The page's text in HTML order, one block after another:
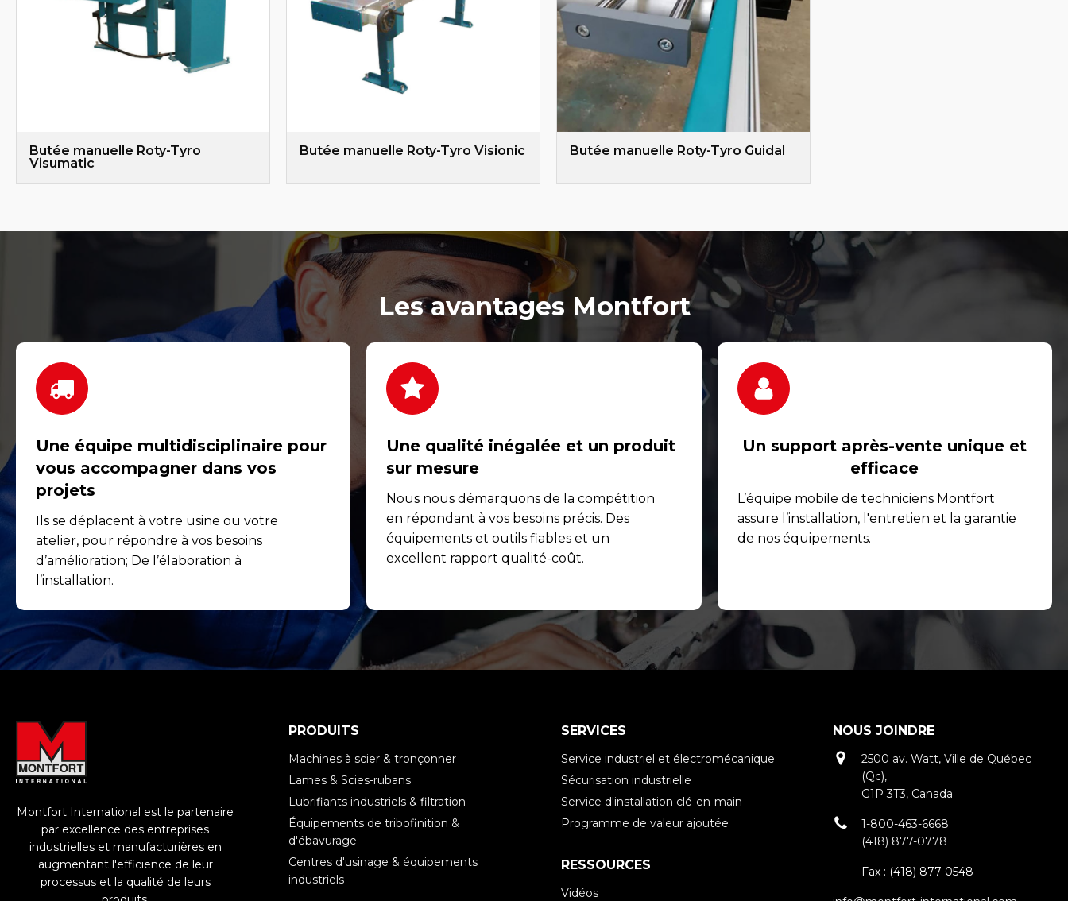
Butée manuelle Roty-Tyro
Visumatic
Butée manuelle Roty-Tyro Visionic Butée manuelle Roty-Tyro Guidal
Les avantages Montfort
Une équipe multidisciplinaire pour
vous accompagner dans vos
projets
Ils se déplacent à votre usine ou votre
atelier, pour répondre à vos besoins
d’amélioration; De l’élaboration à
l’installation.
Une qualité inégalée et un produit
sur mesure
Nous nous démarquons de la compétition
en répondant à vos besoins précis. Des
équipements et outils fiables et un
excellent rapport qualité-coût.
Un support après-vente unique et
efficace
L’équipe mobile de techniciens Montfort
assure l’installation, l'entretien et la garantie
de nos équipements.
Montfort International est le partenaire
par excellence des entreprises
industrielles et manufacturières en
augmentant l'efficience de leur
processus et la qualité de leurs
PRODUITS
Machines à scier & tronçonner
Lames & Scies-rubans
Lubrifiants industriels & filtration
Équipements de tribofinition &
d'ébavurage
Centres d'usinage & équipements
industriels
SERVICES
Service industriel et électromécanique
Sécurisation industrielle
Service d'installation clé-en-main
Programme de valeur ajoutée
RESSOURCES
Vidéos
NOUS JOINDRE
2500 av. Watt, Ville de Québec
(Qc),
G1P 3T3, Canada
1-800-463-6668
(418) 877-0778
Fax : (418) 877-0548